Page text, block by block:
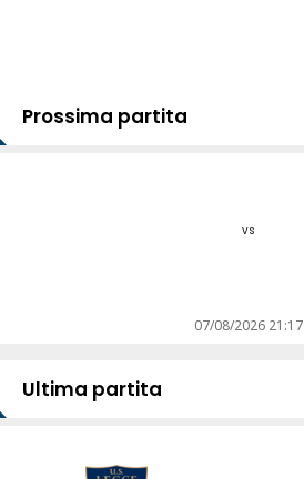
Prossima partita
vs
07/08/2026 21:17
Ultima partita